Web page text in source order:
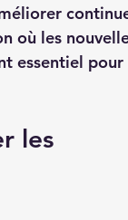
où les
essentiel
les